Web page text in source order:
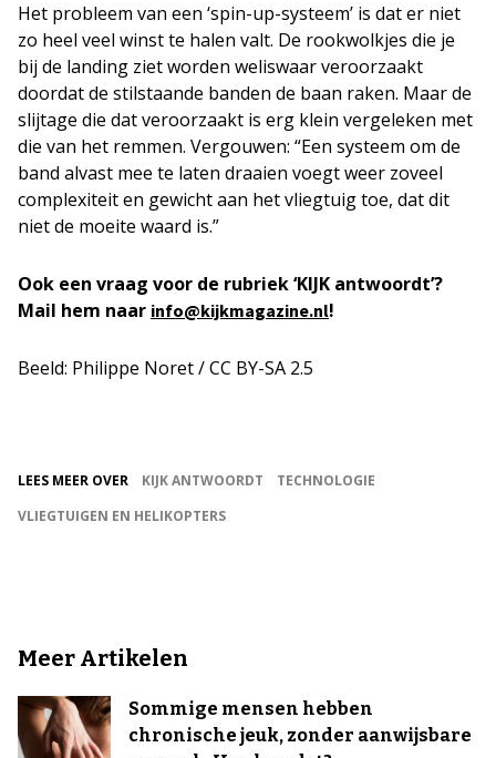
Het probleem van een ‘spin-up-systeem’ is dat er niet
zo heel veel winst te halen valt. De rookwolkjes die je
bij de landing ziet worden weliswaar veroorzaakt
doordat de stilstaande banden de baan raken. Maar de
slijtage die dat veroorzaakt is erg klein vergeleken met
die van het remmen. Vergouwen: “Een systeem om de
band alvast mee te laten draaien voegt weer zoveel
complexiteit en gewicht aan het vliegtuig toe, dat dit
niet de moeite waard is.”
Ook een vraag voor de rubriek ‘KIJK antwoordt’?
Mail hem naar info@kijkmagazine.nl!
Beeld: Philippe Noret / CC BY-SA 2.5
LEES MEER OVER KIJK ANTWOORDT
TECHNOLOGIE
VLIEGTUIGEN EN HELIKOPTERS
Meer Artikelen
Sommige mensen hebben
chronische jeuk, zonder aanwijsbare